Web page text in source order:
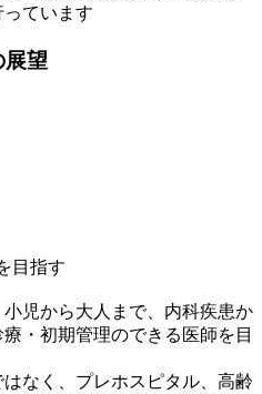
ています
展望
目指す
児から大人まで、内科疾患か
・初期管理のできる医師を目
なく、プレホスピタル、高齢